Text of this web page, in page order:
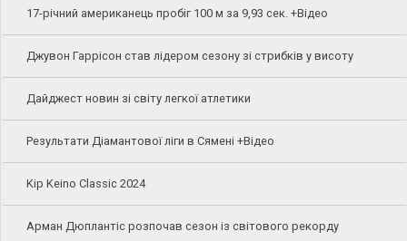
17-річний американець пробіг 100 м за 9,93 сек. +Відео
Джувон Гаррісон став лідером сезону зі стрибків у висоту
Дайджест новин зі світу легкої атлетики
Результати Діамантової ліги в Сямені +Відео
Kip Keino Classic 2024
Арман Дюплантіс розпочав сезон із світового рекорду